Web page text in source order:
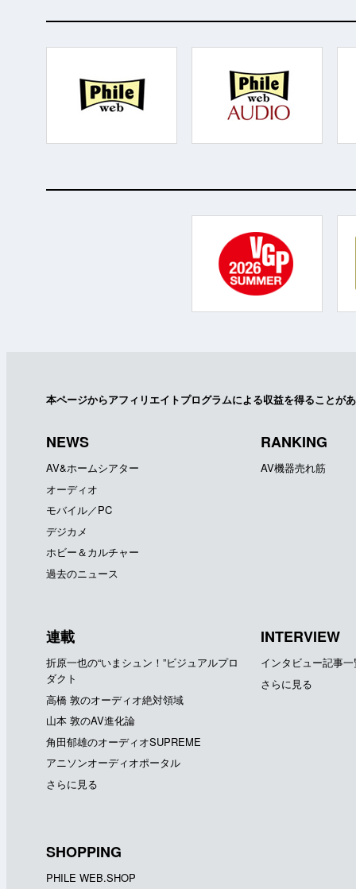
本ページからアフィリエイトプログラムによる収益を得ることが
NEWS
AV&ホームシアター
オーディオ
モバイル／PC
デジカメ
ホビー＆カルチャー
過去のニュース
RANKING
AV機器売れ筋
連載
折原一也の“いまシュン！”ビジュアルプロ
ダクト
高橋 敦のオーディオ絶対領域
山本 敦のAV進化論
角田郁雄のオーディオSUPREME
アニソンオーディオポータル
さらに見る
INTERVIEW
インタビュー記事
さらに見る
SHOPPING
PHILE WEB.SHOP